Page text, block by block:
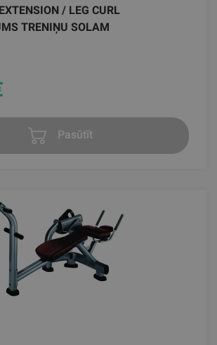
/ LEG CURL
TRENIŅU SOLAM
Pasūtīt